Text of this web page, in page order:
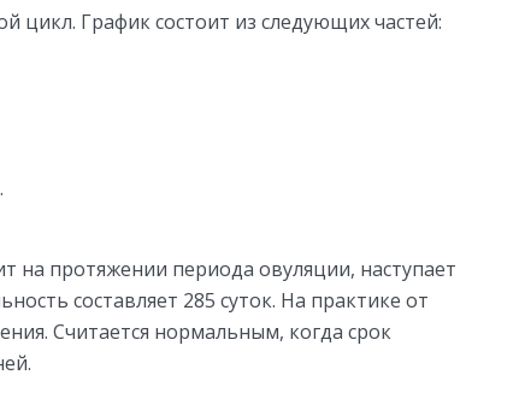
цикл. График состоит из следующих частей:
на протяжении периода овуляции, наступает
составляет 285 суток. На практике от
Считается нормальным, когда срок